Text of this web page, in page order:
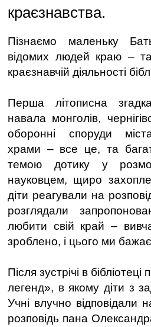
краєзнавства.
Пізнаємо маленьку
відомих людей краю –
краєзнавчій діяльності
Перша літописна
навала монголів,
оборонні споруди
храми – все це, та
темою дотику у
науковцем, щиро
діти реагували на
розглядали
любити свій край –
зроблено, і цього ми
Після зустрічі в
легенд», в якому діти з
Учні влучно відповідали
розповідь пана